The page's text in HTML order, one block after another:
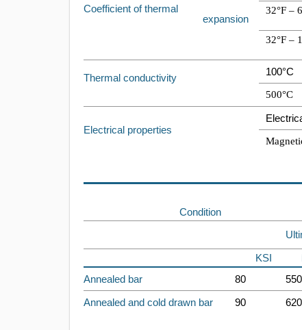
Coefficient of thermal
expansion
32°F –
32°F –
Thermal conductivity
100°C
500°C
Electrical properties
Condition
KSI
Annealed bar
80 550
Annealed and cold drawn bar
90 620